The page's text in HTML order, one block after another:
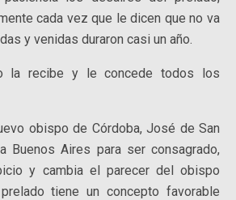
cada vez que le dicen que no va
y venidas duraron casi un año.
la recibe y le concede todos los
obispo de Córdoba, José de San
Buenos Aires para ser consagrado,
y cambia el parecer del obispo
tiene un concepto favorable